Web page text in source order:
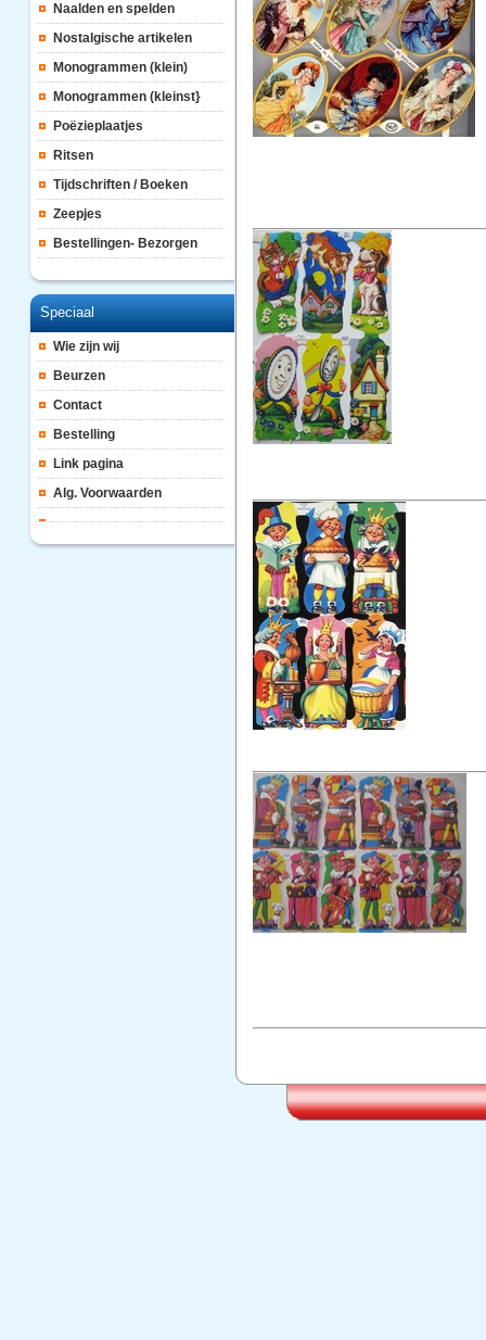
Naalden en spelden
Nostalgische artikelen
Monogrammen (klein)
Monogrammen (kleinst}
Poëzieplaatjes
Ritsen
Tijdschriften / Boeken
Zeepjes
Bestellingen- Bezorgen
Speciaal
Wie zijn wij
Beurzen
Contact
Bestelling
Link pagina
Alg. Voorwaarden